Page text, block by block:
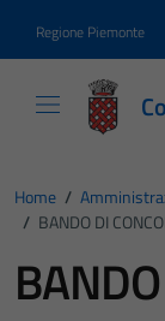
Regione Piemonte
Home /
/ BANDO DI